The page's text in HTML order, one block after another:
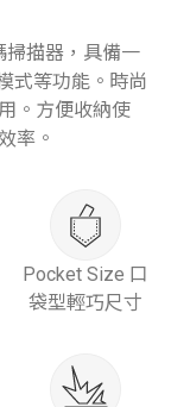
掃描器，具備一
式等功能。時尚
。方便收納使
率。
Pocket Size 口
袋型輕巧尺寸